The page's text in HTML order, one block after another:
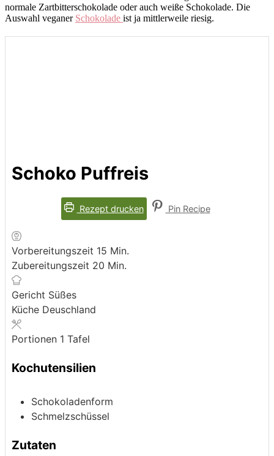
normale Zartbitterschokolade oder auch weiße Schokolade. Die
Auswahl veganer Schokolade ist ja mittlerweile riesig.
Schoko Puffreis
Rezept drucken Pin Recipe
Vorbereitungszeit 15 Minuten
Min.
Zubereitungszeit 20 Minuten
Min.
Gericht Süßes
Küche Deuschland
Portionen 1 Tafel
Kochutensilien
Schokoladenform
Schmelzschüssel
Zutaten